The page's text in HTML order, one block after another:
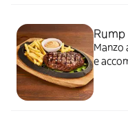
Rump
Manzo
e